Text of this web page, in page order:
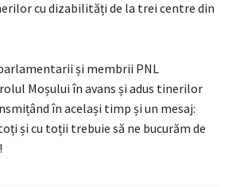
cu dizabilități de la trei centre din
și membrii PNL
Moșului în avans și adus tinerilor
în același timp și un mesaj:
și cu toții trebuie să ne bucurăm de